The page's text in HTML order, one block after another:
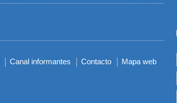
Canal informantes Contacto Mapa web